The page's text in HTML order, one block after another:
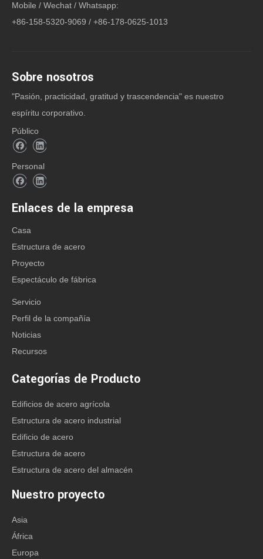
Siguiente:
CATEGORIA DE PRODUCTO
Contacto: Sra. Anna Lu
Office Tel: + 86-532-8830 6188
Mobile / Wechat / Whatsapp:
+86-158 5320 9069
+86-178 0625 1013
trodasteel@qdxgz.cn
Skype: qd_anna
Dirección: No. 268, Sancheng Road, Pingdu,
Qingdao, Shandong, China
Mobile / Wechat / Whatsapp:
+86-158-5320-9069 / +86-178-0625-1013
Sobre nosotros
"Pasión, practicidad, gratitud y trascendencia" es nuestro
espíritu corporativo.
Público
Personal
Enlaces de la empresa
Casa
Estructura de acero
Proyecto
Espectáculo de fábrica
Servicio
Perfil de la compañía
Noticias
Recursos
Categorías de Producto
Edificios de acero agrícola
Estructura de acero industrial
Edificio de acero
Estructura de acero
Estructura de acero del almacén
Nuestro proyecto
Asia
África
Europa